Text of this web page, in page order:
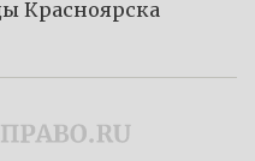
Красноярска